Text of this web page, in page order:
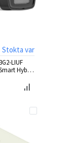
Stokta var
LIUF
Hybrid